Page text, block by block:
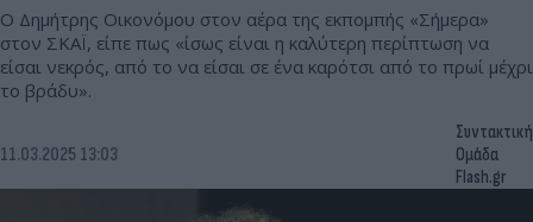
Ο Δημήτρης Οικονόμου στον αέρα της εκπομπής «Σήμερα»
στον ΣΚΑΪ, είπε πως «ίσως είναι η καλύτερη περίπτωση να
είσαι νεκρός, από το να είσαι σε ένα καρότσι από το πρωί μέχρι
το βράδυ».
11.03.2025 13:03
Συντακτική
Ομάδα
Flash.gr